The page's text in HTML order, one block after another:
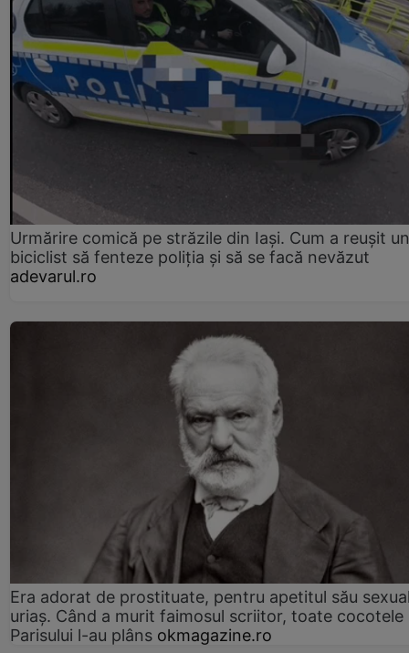
Urmărire comică pe străzile din Iași. Cum a reușit un
biciclist să fenteze poliția și să se facă nevăzut
adevarul.ro
Era adorat de prostituate, pentru apetitul său
uriaș. Când a murit faimosul scriitor, toate cocotele
Parisului l-au plâns okmagazine.ro